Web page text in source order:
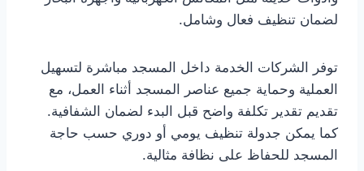
لضمان تنظيف فعال وشامل.
توفر الشركات الخدمة داخل المسجد مباشرة لتسهيل
العملية وحماية جميع عناصر المسجد أثناء العمل، مع
تقديم تقدير تكلفة واضح قبل البدء لضمان الشفافية.
كما يمكن جدولة تنظيف يومي أو دوري حسب حاجة
المسجد للحفاظ على نظافة مثالية.